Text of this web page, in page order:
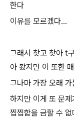
한다
이유를 모르겠다...
그래서 찾고 찾아 t
아 봤지만 이 또한 매
그나마 가장 오래
하지만 이게 또 문
찝찝함을 금할 수 없